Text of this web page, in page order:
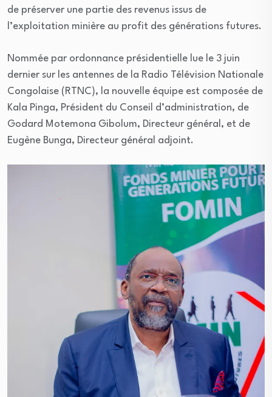
de préserver une partie des revenus issus de
l’exploitation minière au profit des générations futures.
Nommée par ordonnance présidentielle lue le 3 juin
dernier sur les antennes de la Radio Télévision Nationale
Congolaise (RTNC), la nouvelle équipe est composée de
Kala Pinga, Président du Conseil d’administration, de
Godard Motemona Gibolum, Directeur général, et de
Eugène Bunga, Directeur général adjoint.